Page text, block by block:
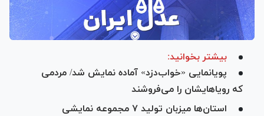
بیشتر بخوانید:
پویانمایی «خواب‌دزد» آماده نمایش شد/ مردمی
که رویاهایشان را می‌فروشند
استان‌ها میزبان تولید ۷ مجموعه نمایشی